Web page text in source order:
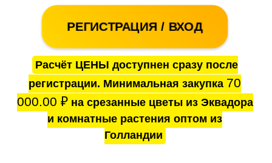
РЕГИСТРАЦИЯ / ВХОД
Расчёт ЦЕНЫ доступнен сразу после
регистрации. Минимальная закупка 70
000.00 ₽на срезанные цветы из Эквадора
и комнатные растения оптом из
Голландии